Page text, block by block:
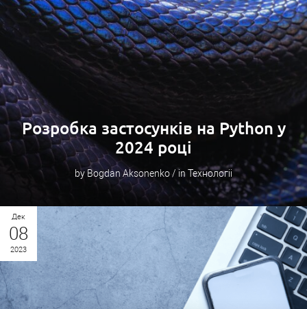
Розробка застосунків на Python у
2024 році
by Bogdan Aksonenko / in Технологіі
Дек
08
2023